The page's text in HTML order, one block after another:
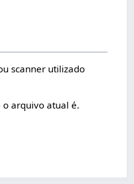
scanner utilizado
arquivo atual é.